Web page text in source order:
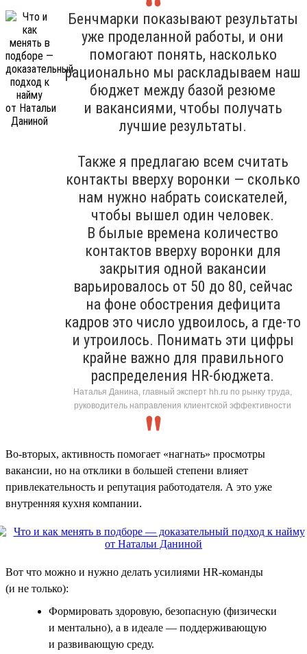
Бенчмарки показывают результаты
уже проделанной работы, и они
помогают понять, насколько
рационально мы раскладываем наш
бюджет между базой резюме
и вакансиями, чтобы получать
лучшие результаты.
Также я предлагаю всем считать
контакты вверху воронки — сколько
нам нужно набрать соискателей,
чтобы вышел один человек.
В былые времена количество
контактов вверху воронки для
закрытия одной вакансии
варьировалось от 50 до 80, сейчас
на фоне обострения дефицита
кадров это число удвоилось, а где-то
и утроилось. Понимать эти цифры
крайне важно для правильного
распределения HR-бюджета.
Наталья Данина, главный эксперт hh.ru по рынку труда,
руководитель направления клиентской эффективности
Во-вторых, активность помогает «нагнать» просмотры
вакансии, но на отклики в большей степени влияет
привлекательность и репутация работодателя. А это уже
внутренняя кухня компании.
Вот что можно и нужно делать усилиями HR-команды
(и не только):
Формировать здоровую, безопасную (физически
и ментально), а в идеале — поддерживающую
и развивающую среду.